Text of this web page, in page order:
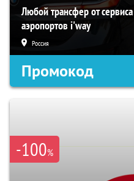
Любой трансфер от
аэропортов i'way
Россия
Промокод
-100%